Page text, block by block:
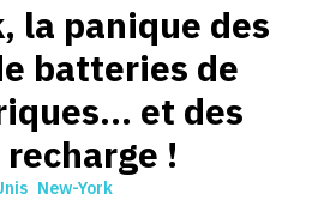
la panique des
batteries de
et des
!
New-York